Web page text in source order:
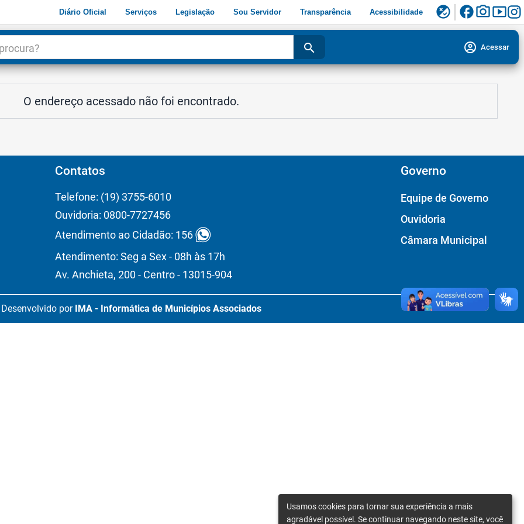
Diário Oficial Serviços Legislação Sou Servidor Transparência Acessibilidade flaky facebookphoto_camerasmart_display
search account_circle Acessar
O endereço acessado não foi encontrado.
Contatos
Telefone: (19) 3755-6010
Ouvidoria: 0800-7727456
Atendimento ao Cidadão: 156
Atendimento: Seg a Sex - 08h às 17h
Av. Anchieta, 200 - Centro - 13015-904
Governo
Equipe de Governo
Ouvidoria
Câmara Municipal
Desenvolvido por IMA - Informática de Municípios Associados
Usamos cookies para tornar sua experiência a mais
agradável possível. Se continuar navegando neste site, você